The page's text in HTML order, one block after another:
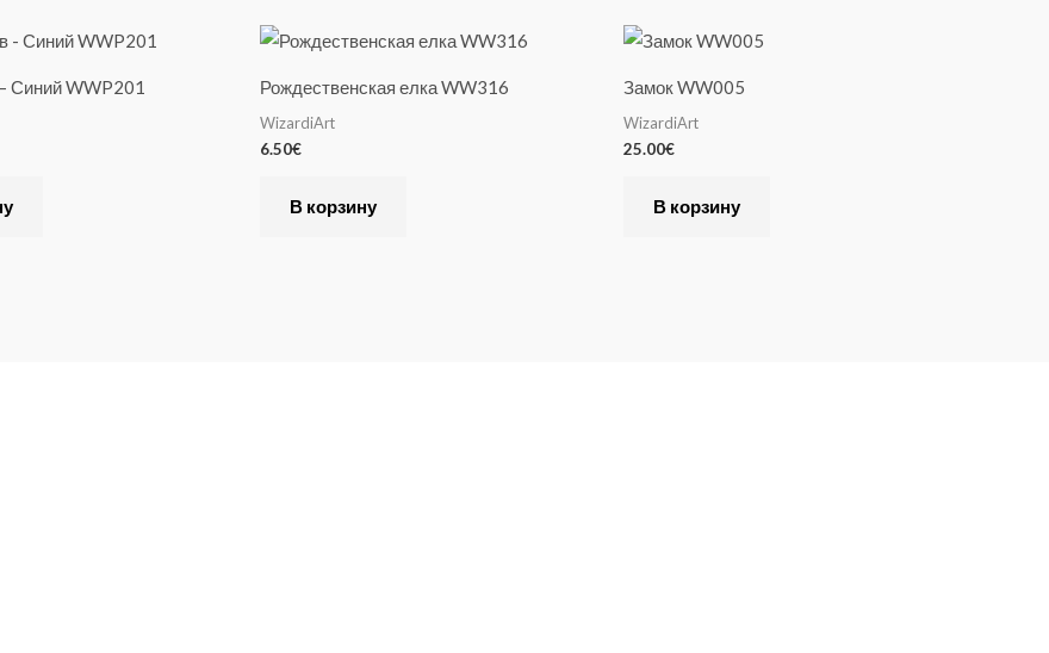
Синий WWP201 Рождественская елка WW316
WizardiArt
6.50€
В корзину
Замок WW005
WizardiArt
25.00€
В корзину